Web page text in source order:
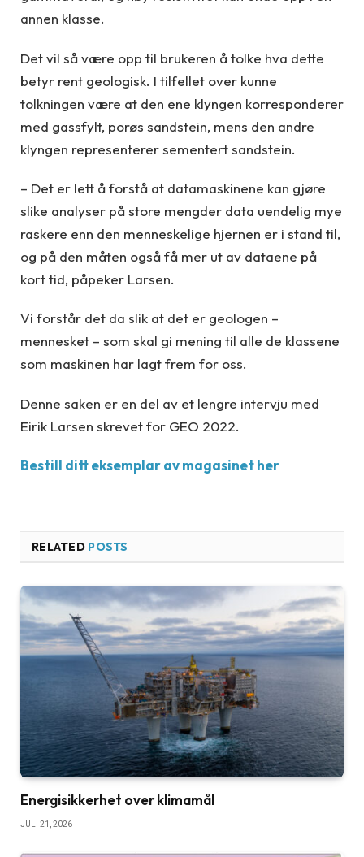
annen klasse.
Det vil så være opp til brukeren å tolke hva dette
betyr rent geologisk. I tilfellet over kunne
tolkningen være at den ene klyngen korresponderer
med gassfylt, porøs sandstein, mens den andre
klyngen representerer sementert sandstein.
– Det er lett å forstå at datamaskinene kan gjøre
slike analyser på store mengder data uendelig mye
raskere enn den menneskelige hjernen er i stand til,
og på den måten også få mer ut av dataene på
kort tid, påpeker Larsen.
Vi forstår det da slik at det er geologen –
mennesket – som skal gi mening til alle de klassene
som maskinen har lagt frem for oss.
Denne saken er en del av et lengre intervju med
Eirik Larsen skrevet for GEO 2022.
Bestill ditt eksemplar av magasinet her
RELATED POSTS
Energisikkerhet over klimamål
JULI 21, 2026